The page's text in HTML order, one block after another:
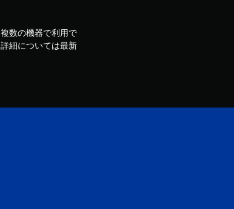
数の機器で利用で
細については最新